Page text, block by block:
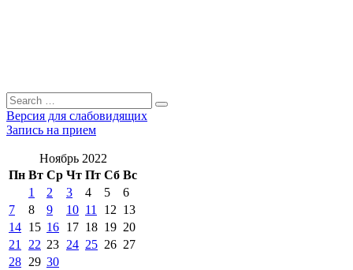
Search
for:
Search
Версия для слабовидящих
Запись на прием
Ноябрь 2022
Пн Вт Ср Чт Пт Сб Вс
1
2 3 4 5
6
7
8 9 10 11 12 13
14 15 16 17 18 19 20
21
22 23 24 25 26 27
28 29 30